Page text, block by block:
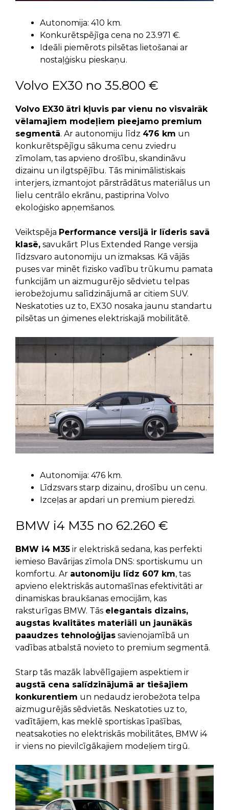
Autonomija: 410 km.
Konkurētspējīga cena no 23.971 €.
Ideāli piemērots pilsētas lietošanai ar
nostaļģisku pieskaņu.
Volvo EX30 no 35.800 €
Volvo EX30 ātri kļuvis par vienu no visvairāk
vēlamajiem modeļiem pieejamo premium
segmentā. Ar autonomiju līdz 476 km un
konkurētspējīgu sākuma cenu zviedru
zīmolam, tas apvieno drošību, skandināvu
dizainu un ilgtspējību. Tās minimālistiskais
interjers, izmantojot pārstrādātus materiālus un
lielu centrālo ekrānu, pastiprina Volvo
ekoloģisko apņemšanos.
Veiktspēja Performance versijā ir līderis savā
klasē, savukārt Plus Extended Range versija
līdzsvaro autonomiju un izmaksas. Kā vājās
puses var minēt fizisko vadību trūkumu pamata
funkcijām un aizmugurējo sēdvietu telpas
ierobežojumu salīdzinājumā ar citiem SUV.
Neskatoties uz to, EX30 nosaka jaunu standartu
pilsētas un ģimenes elektriskajā mobilitātē.
Autonomija: 476 km.
Līdzsvars starp dizainu, drošību un cenu.
Izceļas ar apdari un premium pieredzi.
BMW i4 M35 no 62.260 €
BMW i4 M35 ir elektriskā sedana, kas perfekti
iemieso Bavārijas zīmola DNS: sportiskumu un
komfortu. Ar autonomiju līdz 607 km, tas
apvieno elektriskās automašīnas efektivitāti ar
dinamiskas braukšanas emocijām, kas
raksturīgas BMW. Tās elegantais dizains,
augstas kvalitātes materiāli un jaunākās
paaudzes tehnoloģijas savienojamībā un
vadības atbalstā novieto to premium segmentā.
Starp tās mazāk labvēlīgajiem aspektiem ir
augstā cena salīdzinājumā ar tiešajiem
konkurentiem un nedaudz ierobežota telpa
aizmugurējās sēdvietās. Neskatoties uz to,
vadītājiem, kas meklē sportiskas īpašības,
neatsakoties no elektriskās mobilitātes, BMW i4
ir viens no pievilcīgākajiem modeļiem tirgū.